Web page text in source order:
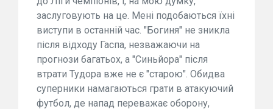
заслуговують на це. Мені подобаються їхні
виступи в останній час. "Богиня" не зникла
після відходу Гаспа, незважаючи на
прогнози багатьох, а "Синьйора" після
втрати Тудора вже не є "старою". Обидва
суперники намагаються грати в атакуючий
футбол, де напад переважає оборону,